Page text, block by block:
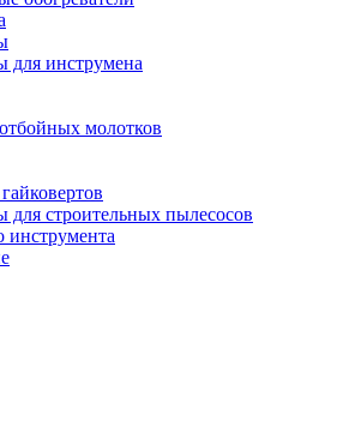
для инструмена
молотков
для строительных пылесосов
инструмента